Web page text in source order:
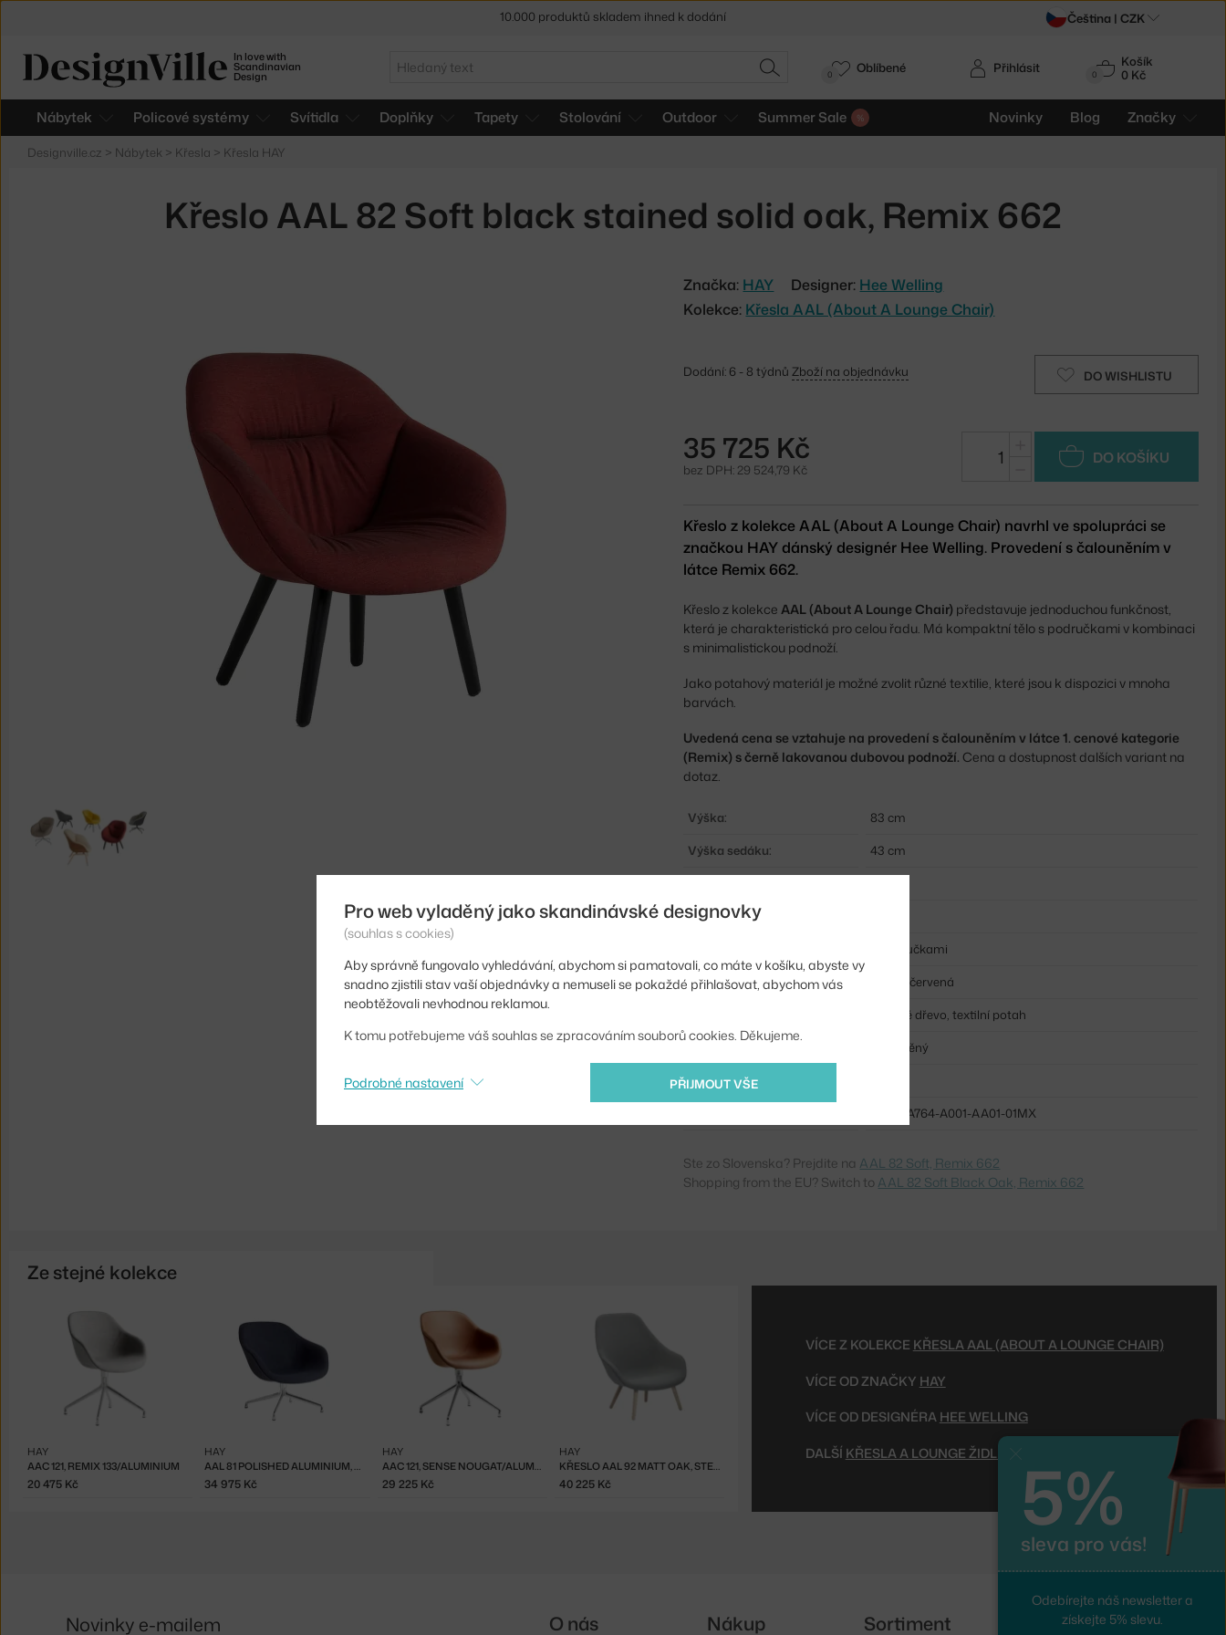
In love with
Scandinavian
Design
Hledat
HLEDAT 0
Košík
0 Kč
Nábytek Policové systémy Svítidla Doplňky Tapety Stolování Outdoor Summer Sale Novinky Blog Značky
Přihlásit
0 Oblíbené
Designville.cz > Nábytek > Křesla > Křesla HAY
Křeslo AAL 82 Soft black stained solid oak, Remix 662
Značka: HAY Designer: Hee Welling
Kolekce: Křesla AAL (About A Lounge Chair)
DO WISHLISTU
Dodání: 6 - 8 týdnůZboží na objednávku
35 725 Kč
bez DPH: 29 524,79 Kč
DO KOŠÍKU
Křeslo z kolekce AAL (About A Lounge Chair) navrhl ve spolupráci se
značkou HAY dánský designér Hee Welling. Provedení s čalouněním v
látce Remix 662.
Křeslo z kolekce AAL (About A Lounge Chair) představuje jednoduchou funkčnost,
která je charakteristická pro celou řadu. Má kompaktní tělo s područkami v kombinaci
s minimalistickou podnoží.
Jako potahový materiál je možné zvolit různé textilie, které jsou k dispozici v mnoha
barvách.
Uvedená cena se vztahuje na provedení s čalouněním v látce 1. cenové kategorie
(Remix) s černě lakovanou dubovou podnoží. Cena a dostupnost dalších variant na
dotaz.
Výška:
83 cm
Výška sedáku:
43 cm
Šířka:
s područkami
Barva:
tmavě červená
dubové dřevo, textilní potah
čalouněný
Podnož:
HAY-AA764-A001-AA01-01MX
Ste zo Slovenska? Prejdite na AAL 82 Soft, Remix 662
Shopping from the EU? Switch to AAL 82 Soft Black Oak, Remix 662
Ze stejné kolekce
AAC 121, REMIX 133/ALUMINIUM
HAY
20 475 Kč
AAL 81 POLISHED ALUMINIUM, REMIX 773
HAY
34 975 Kč
AAC 121, SENSE NOUGAT/ALUMINIUM
HAY
29 225 Kč
KŘESLO AAL 92 MATT OAK, STEELCUT TRIO 133
HAY
40 225 Kč
VÍCE Z KOLEKCE KŘESLA AAL (ABOUT A LOUNGE CHAIR)
VÍCE OD ZNAČKY HAY
VÍCE OD DESIGNÉRA HEE WELLING
DALŠÍ KŘESLA A LOUNGE ŽIDLE
Sleva 5 % pro odběratelenewsletteru Čeština | CZK
Pro web vyladěný jako skandinávské designovky
(souhlas s cookies)
Aby správně fungovalo vyhledávání, abychom si pamatovali, co máte v košíku, abyste vy
snadno zjistili stav vaší objednávky a nemuseli se pokaždé přihlašovat, abychom vás
neobtěžovali nevhodnou reklamou.
K tomu potřebujeme váš souhlas se zpracováním souborů cookies. Děkujeme.
PŘIJMOUT VŠE
Podrobné nastavení
5%
sleva pro vás!
Odebírejte náš newsletter a
získejte 5% slevu.
Novinky e-mailem O nás Nákup Sortiment Sledujte nás